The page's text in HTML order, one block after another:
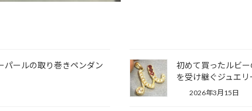
パールの取り巻きペンダン
初めて買ったルビ
を受け継ぐジュエ
2026年3月15日